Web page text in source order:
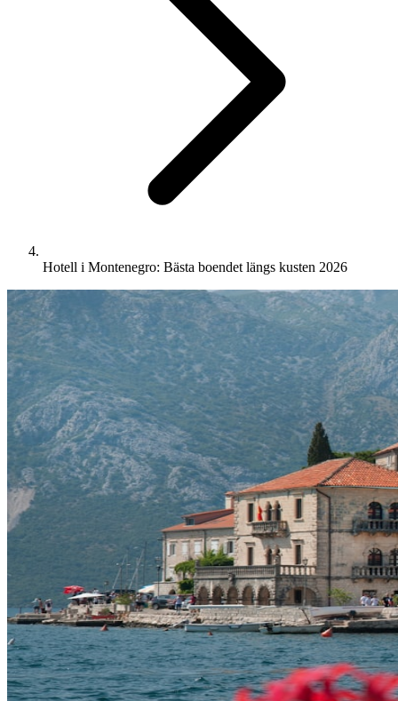
Hotell i Montenegro: Bästa boendet längs kusten 2026